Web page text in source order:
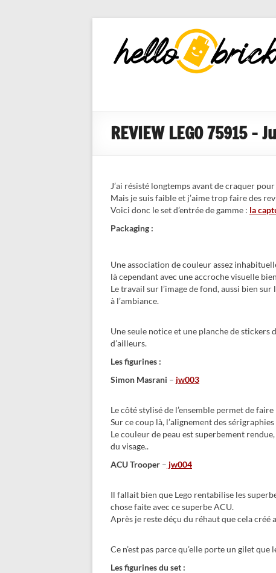
HelloBricks
Blog LEGO,
nouveaut�s
REVIEW LEGO 75915
J’ai résisté longtemps avant de craquer
Mais je suis faible et j’aime trop faire des
Voici donc le set d’entrée de gamme : la
Packaging :
Une association de couleur assez
là cependant avec une accroche visuelle
Le travail sur l’image de fond, aussi bien
à l’ambiance.
Une seule notice et une planche de
d’ailleurs.
Les figurines :
Simon Masrani – jw003
Le côté stylisé de l’ensemble permet de
Sur ce coup là, l’alignement des
Le couleur de peau est superbement
du visage..
ACU Trooper – jw004
Il fallait bien que Lego rentabilise les
chose faite avec ce superbe ACU.
Après je reste déçu du réhaut que cela créé
Ce n’est pas parce qu’elle porte un gilet que
Les figurines du set :